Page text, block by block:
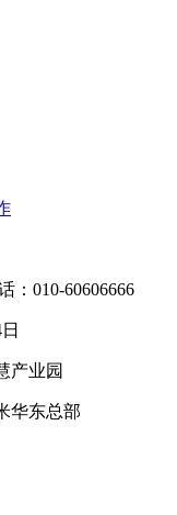
：010-60606666
产业园
华东总部